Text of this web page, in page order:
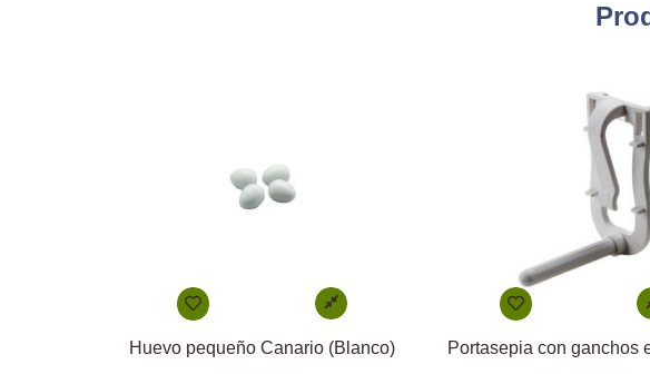
Huevo pequeño Canario (Blanco)